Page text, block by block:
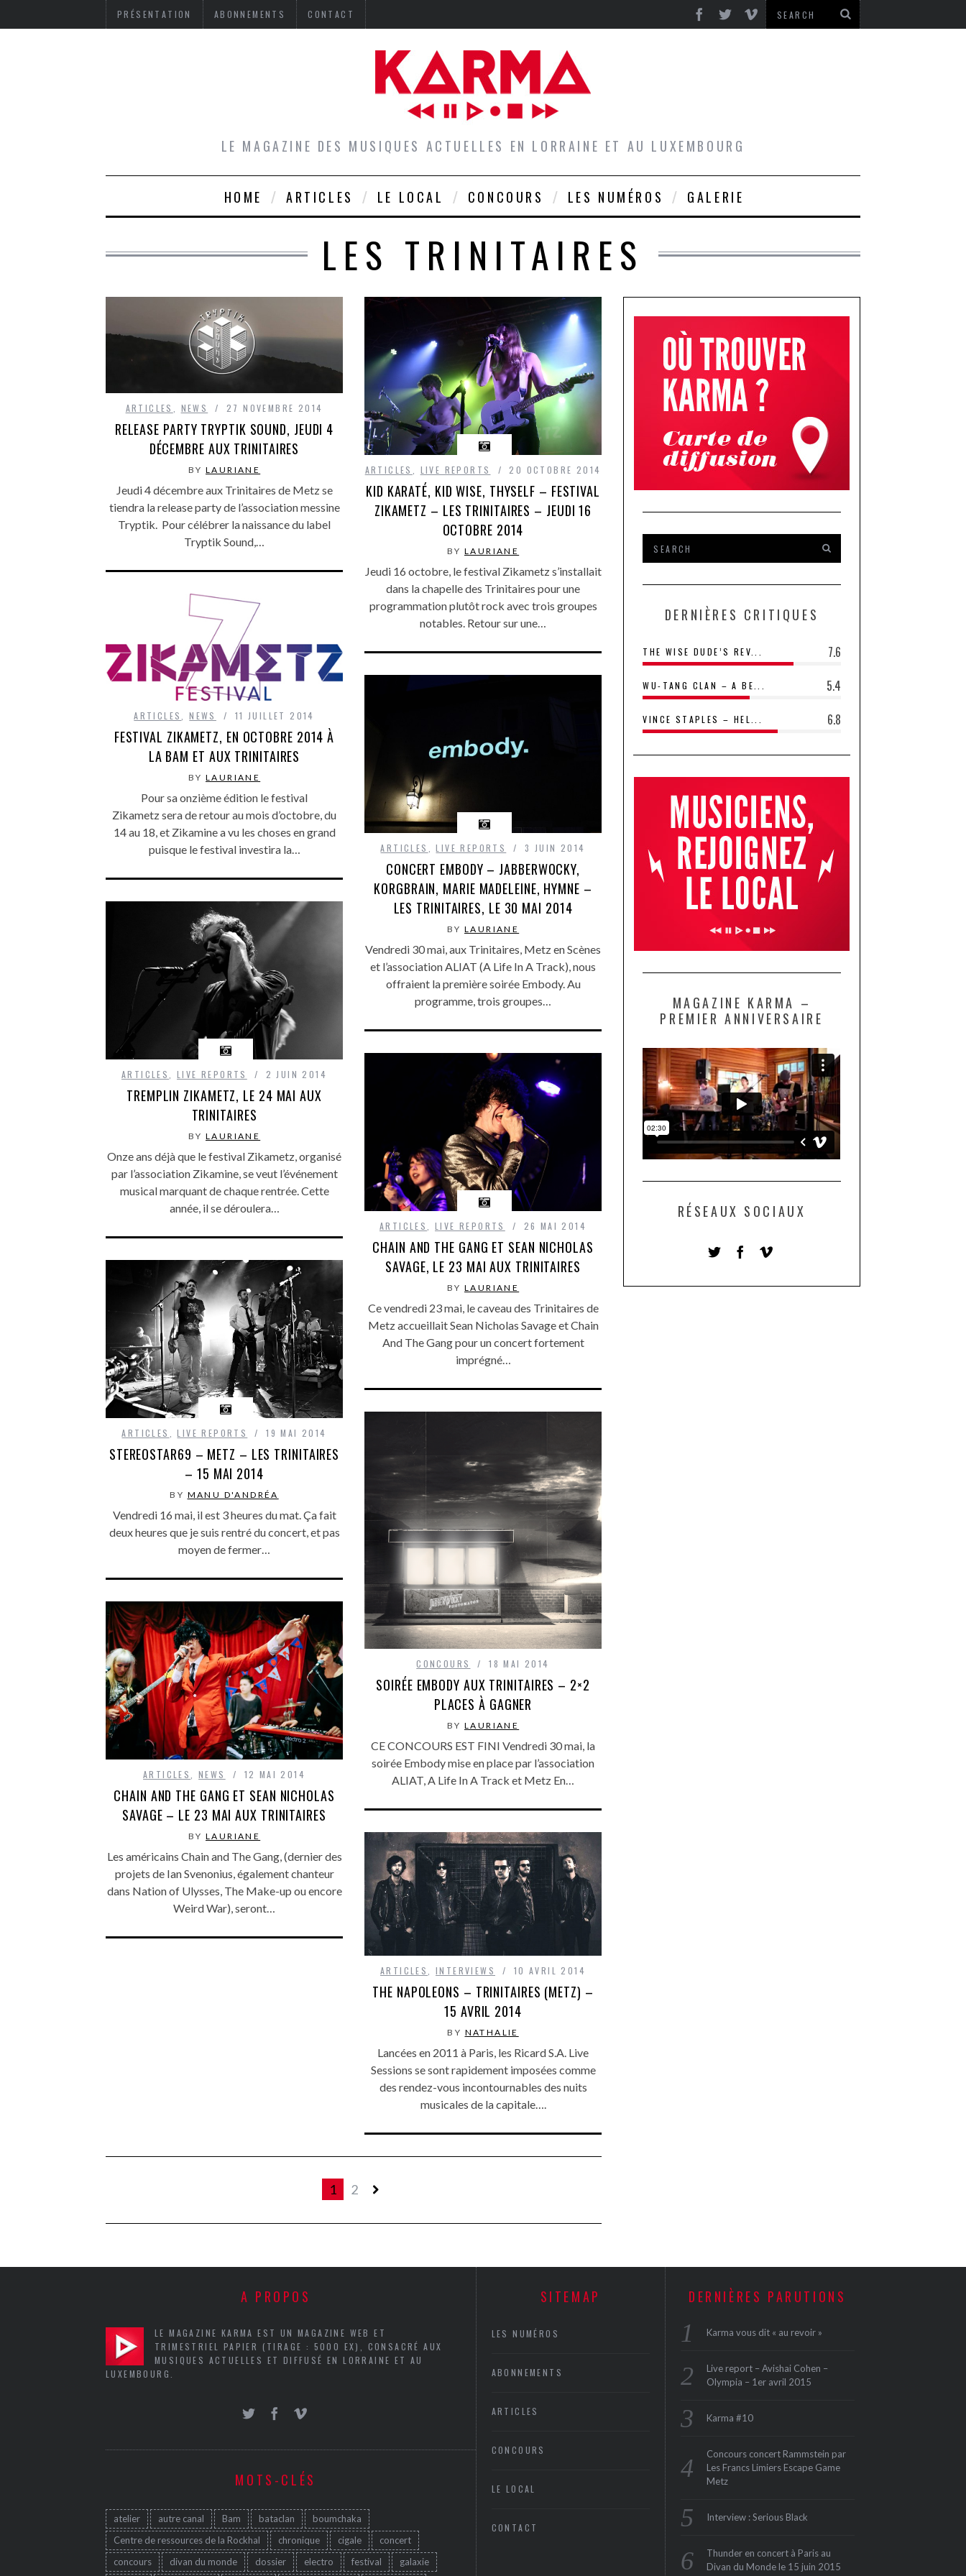
PRÉSENTATION ABONNEMENTS CONTACT
LE MAGAZINE DES MUSIQUES ACTUELLES EN LORRAINE ET AU LUXEMBOURG
HOME ARTICLES LE LOCAL CONCOURS LES NUMÉROS GALERIE
LES TRINITAIRES
ARTICLES NEWS 27 NOVEMBRE 2014
RELEASE PARTY TRYPTIK SOUND, JEUDI 4
DÉCEMBRE AUX TRINITAIRES
BY LAURIANE
Jeudi 4 décembre aux Trinitaires de Metz se
tiendra la release party de l’association messine
Tryptik. Pour célébrer la naissance du label
Tryptik Sound,…
ARTICLES LIVE REPORTS 20 OCTOBRE 2014
KID KARATÉ, KID WISE, THYSELF – FESTIVAL
ZIKAMETZ – LES TRINITAIRES – JEUDI 16
OCTOBRE 2014
BY LAURIANE
Jeudi 16 octobre, le festival Zikametz s’installait
dans la chapelle des Trinitaires pour une
programmation plutôt rock avec trois groupes
notables. Retour sur une…
ARTICLES ,NEWS 11 JUILLET 2014
FESTIVAL ZIKAMETZ, EN OCTOBRE 2014 À
LA BAM ET AUX TRINITAIRES
BY LAURIANE
Pour sa onzième édition le festival
Zikametz sera de retour au mois d’octobre, du
14 au 18, et Zikamine a vu les choses en grand
puisque le festival investira la…
ARTICLES ,LIVE REPORTS 3 JUIN 2014
CONCERT EMBODY – JABBERWOCKY,
KORGBRAIN, MARIE MADELEINE, HYMNE –
LES TRINITAIRES, LE 30 MAI 2014
BY LAURIANE
Vendredi 30 mai, aux Trinitaires, Metz en Scènes
et l’association ALIAT (A Life In A Track), nous
offraient la première soirée Embody. Au
programme, trois groupes…
ARTICLES LIVE REPORTS 2 JUIN 2014
TREMPLIN ZIKAMETZ, LE 24 MAI AUX
TRINITAIRES
BY LAURIANE
Onze ans déjà que le festival Zikametz, organisé
par l’association Zikamine, se veut l’événement
musical marquant de chaque rentrée. Cette
année, il se déroulera…
ARTICLES LIVE REPORTS 26 MAI 2014
CHAIN AND THE GANG ET SEAN NICHOLAS
SAVAGE, LE 23 MAI AUX TRINITAIRES
BY LAURIANE
Ce vendredi 23 mai, le caveau des Trinitaires de
Metz accueillait Sean Nicholas Savage et Chain
And The Gang pour un concert fortement
imprégné…
ARTICLES ,LIVE REPORTS 19 MAI 2014
STEREOSTAR69 – METZ – LES TRINITAIRES
– 15 MAI 2014
BY MANU D'ANDRÉA
Vendredi 16 mai, il est 3 heures du mat. Ça fait
deux heures que je suis rentré du concert, et pas
moyen de fermer…
CONCOURS 18 MAI 2014
SOIRÉE EMBODY AUX TRINITAIRES – 2×2
PLACES À GAGNER
BY LAURIANE
CE CONCOURS EST FINI Vendredi 30 mai, la
soirée Embody mise en place par l’association
ALIAT, A Life In A Track et Metz En…
ARTICLES ,NEWS 12 MAI 2014
CHAIN AND THE GANG ET SEAN NICHOLAS
SAVAGE – LE 23 MAI AUX TRINITAIRES
BY LAURIANE
Les américains Chain and The Gang, (dernier des
projets de Ian Svenonius, également chanteur
dans Nation of Ulysses, The Make-up ou encore
Weird War), seront…
ARTICLES INTERVIEWS 10 AVRIL 2014
THE NAPOLEONS – TRINITAIRES (METZ) –
15 AVRIL 2014
BY NATHALIE
Lancées en 2011 à Paris, les Ricard S.A. Live
Sessions se sont rapidement imposées comme
des rendez-vous incontournables des nuits
musicales de la capitale….
1 2
DERNIÈRES CRITIQUES
7.6
THE WISE DUDE’S REV...
5.4
WU-TANG CLAN – A BE...
6.8
VINCE STAPLES – HEL...
MAGAZINE KARMA –
PREMIER ANNIVERSAIRE
RÉSEAUX SOCIAUX
A PROPOS
LE MAGAZINE KARMA EST UN MAGAZINE WEB ET
TRIMESTRIEL PAPIER (TIRAGE : 5000 EX), CONSACRÉ AUX
MUSIQUES ACTUELLES ET DIFFUSÉ EN LORRAINE ET AU
LUXEMBOURG.
MOTS-CLÉS
atelier autre canal Bam bataclan
boumchaka
Centre de ressources de la Rockhal
chronique cigale
concert
concours
divan du monde dossier electro festival galaxie
SITEMAP
LES NUMÉROS
ABONNEMENTS
ARTICLES
CONCOURS
LE LOCAL
CONTACT
DERNIÈRES PARUTIONS
Karma vous dit « au revoir »
Live report – Avishai Cohen –
Olympia – 1er avril 2015
Karma #10
Concours concert Rammstein par
Les Francs Limiers Escape Game
Metz
Interview : Serious Black
Thunder en concert à Paris au
Divan du Monde le 15 juin 2015